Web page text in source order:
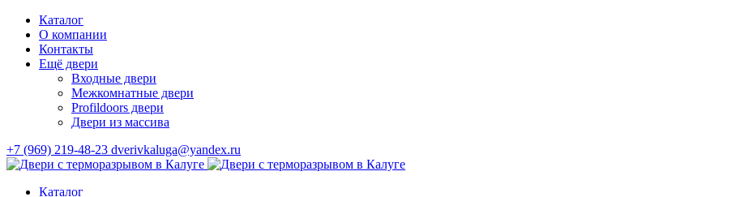
Каталог
О компании
Контакты
Ещё двери
Входные двери
Межкомнатные двери
Profildoors двери
Двери из массива
+7 (969) 219-48-23 dverivkaluga@yandex.ru
Каталог